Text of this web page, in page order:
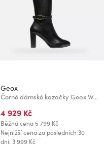
Geox
Černé dámské kozačky Geox Walk Pleasure 85
4 929 Kč
Běžná cena5 799 Kč
Nejnižší cena za posledních 30
dní: 3 999 Kč